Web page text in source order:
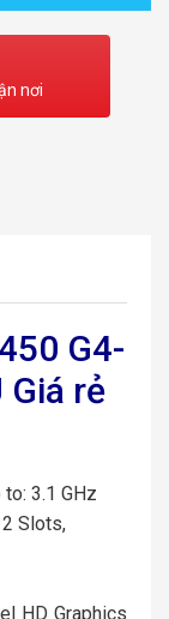
nơi
G4-
Giá rẻ
3.1 GHz
Slots,
HD Graphics